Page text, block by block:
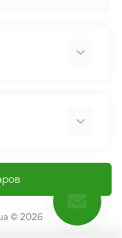
© 2026